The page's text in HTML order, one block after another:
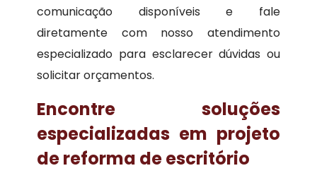
comunicação disponíveis e fale
diretamente com nosso atendimento
especializado para esclarecer dúvidas ou
solicitar orçamentos.
Encontre soluções
especializadas em projeto
de reforma de escritório